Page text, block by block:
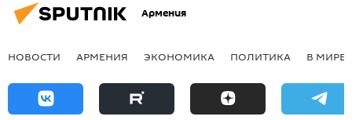
Армения
НОВОСТИ АРМЕНИЯ ЭКОНОМИКА ПОЛИТИКА В МИРЕ